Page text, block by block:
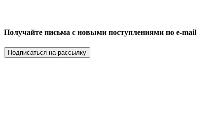
Получайте письма с новыми поступлениями по e-mail
Подписаться на рассылку